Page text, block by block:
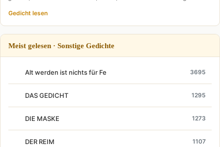
Gedicht lesen
Meist gelesen · Sonstige Gedichte
Alt werden ist nichts für Fe 3695
DAS GEDICHT 1295
DIE MASKE 1273
DER REIM 1107